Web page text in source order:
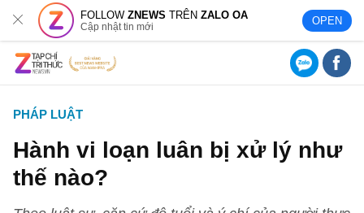
FOLLOWZNEWS TRÊNZALO OA
Cập nhật tin mới OPEN
PHÁP LUẬT
Hành vi loạn luân bị xử lý như
thế nào?